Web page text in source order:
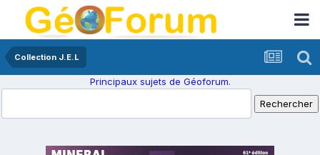
Collection J.E.L
Principaux sujets de Géoforum.